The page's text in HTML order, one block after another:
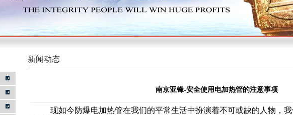
新闻动态
南京亚锋-安全使用电加热管的注意事项
现如今防爆电加热管在我们的平常生活中扮演着不可或缺的人物，